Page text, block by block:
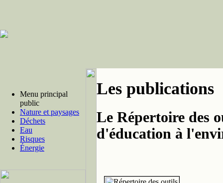
Menu principal
public
Nature et paysages
Déchets
Eau
Risques
Énergie
Les publications
Le Répertoire des
d'éducation à